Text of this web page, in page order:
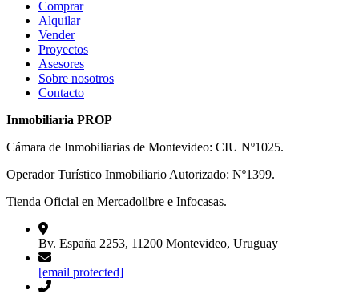
Comprar
Alquilar
Vender
Proyectos
Asesores
Sobre nosotros
Contacto
Inmobiliaria PROP
Cámara de Inmobiliarias de Montevideo: CIU Nº1025.
Operador Turístico Inmobiliario Autorizado: Nº1399.
Tienda Oficial en Mercadolibre e Infocasas.
Bv. España 2253, 11200 Montevideo, Uruguay
[email protected]